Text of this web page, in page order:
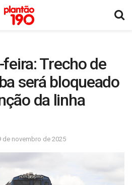
Trecho de
será bloqueado
da linha
de novembro de 2025